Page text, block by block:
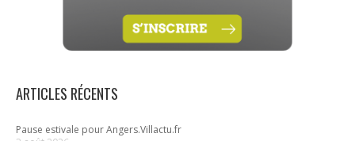
ARTICLES RÉCENTS
Pause estivale pour Angers.Villactu.fr